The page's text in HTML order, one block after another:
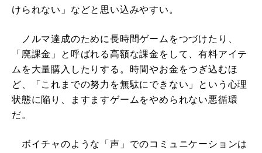
けられない」などと思い込みやすい。
ノルマ達成のために長時間ゲームをつづけたり、
「廃課金」と呼ばれる高額な課金をして、有料アイテ
ムを大量購入したりする。時間やお金をつぎ込むほ
ど、「これまでの努力を無駄にできない」という心理
状態に陥り、ますますゲームをやめられない悪循環
だ。
ボイチャのような「声」でのコミュニケーションは